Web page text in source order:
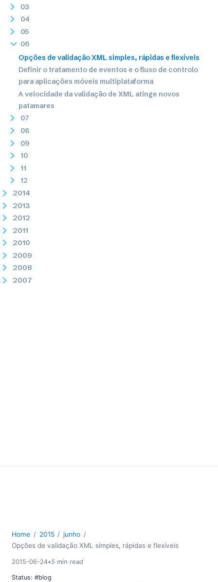
03
04
05
06
Opções de validação XML simples, rápidas e flexíveis
Definir o tratamento de eventos e o fluxo de controlo
para aplicações móveis multiplataforma
A velocidade da validação de XML atinge novos
patamares
07
08
09
10
11
12
2014
2013
2012
2011
2010
2009
2008
2007
Home 2015
junho
Opções de validação XML simples, rápidas e flexíveis
2015-06-24•5 min read
Status: #blog